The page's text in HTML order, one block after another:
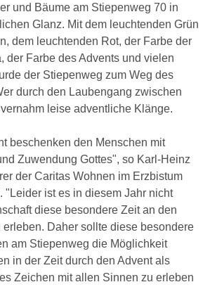
und Bäume am Stiepenweg 70 in
Glanz. Mit dem leuchtenden Grün
dem leuchtenden Rot, der Farbe der
der Farbe des Advents und vielen
der Stiepenweg zum Weg des
durch den Laubengang zwischen
leise adventliche Klänge.
beschenken den Menschen mit
Zuwendung Gottes", so Karl-Heinz
der Caritas Wohnen im Erzbistum
"Leider ist es in diesem Jahr nicht
diese besondere Zeit an den
erleben. Daher sollte diese besondere
am Stiepenweg die Möglichkeit
in der Zeit durch den Advent als
Zeichen mit allen Sinnen zu erleben